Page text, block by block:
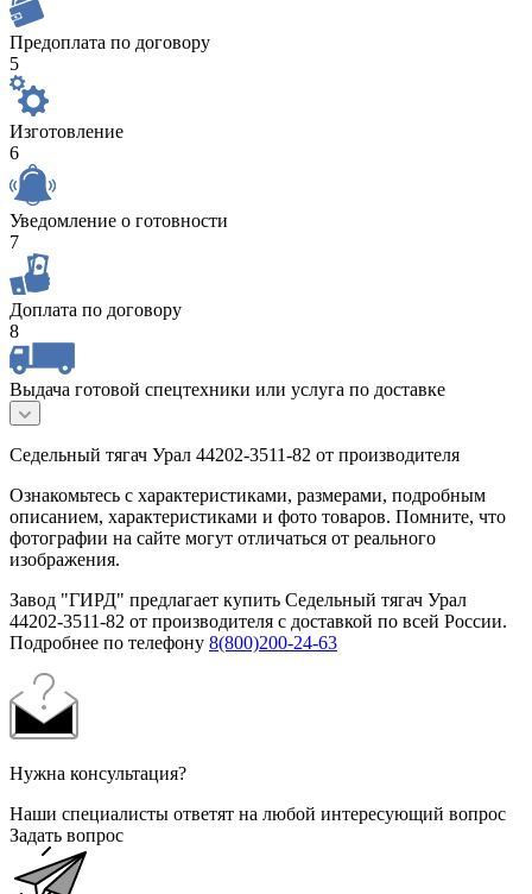
Предоплата по договору
5
Изготовление
6
Уведомление о готовности
7
Доплата по договору
8
Выдача готовой спецтехники или услуга по доставке
Седельный тягач Урал 44202-3511-82 от производителя
Ознакомьтесь с характеристиками, размерами, подробным
описанием, характеристиками и фото товаров. Помните, что
фотографии на сайте могут отличаться от реального
изображения.
Завод "ГИРД" предлагает купить Седельный тягач Урал
44202-3511-82 от производителя с доставкой по всей России.
Подробнее по телефону 8(800)200-24-63
Нужна консультация?
Наши специалисты ответят на любой интересующий вопрос
Задать вопрос